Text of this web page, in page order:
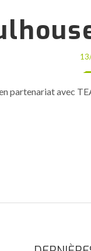
partenariat avec